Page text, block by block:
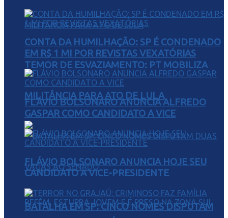
TEMOR DE ESVAZIAMENTO: PT MOBILIZA
MILITÂNCIA PARA ATO DE LULA
BATALHA EM SP: CINCO NOMES DISPUTAM
CONTA DA HUMILHAÇÃO: SP É CONDENADO
EM R$ 1 MI POR REVISTAS VEXATÓRIAS
FLÁVIO BOLSONARO ANUNCIA ALFREDO
GASPAR COMO CANDIDATO A VICE
FLÁVIO BOLSONARO ANUNCIA HOJE SEU
CANDIDATO A VICE-PRESIDENTE